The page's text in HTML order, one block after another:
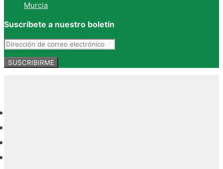
Murcia
Suscríbete a nuestro boletín